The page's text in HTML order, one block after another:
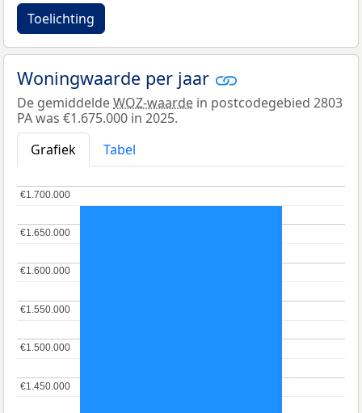
Toelichting
Woningwaarde per jaar
De gemiddeldeWOZ-waarde in postcodegebied 2803
PA was €1.675.000 in 2025.
Grafiek
Tabel
€1.450.000
€1.450.000
€1.500.000
€1.500.000
€1.550.000
€1.550.000
€1.600.000
€1.600.000
€1.650.000
€1.650.000
€1.700.000
€1.700.000